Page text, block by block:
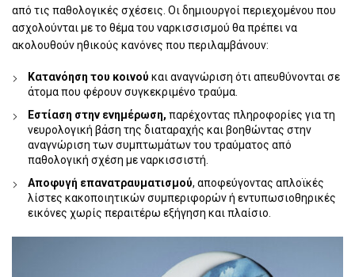
από τις παθολογικές σχέσεις. Οι δημιουργοί περιεχομένου που
ασχολούνται με το θέμα του ναρκισσισμού θα πρέπει να
ακολουθούν ηθικούς κανόνες που περιλαμβάνουν:
Κατανόηση του κοινού και αναγνώριση ότι απευθύνονται σε
άτομα που φέρουν συγκεκριμένο τραύμα.
Εστίαση στην ενημέρωση, παρέχοντας πληροφορίες για τη
νευρολογική βάση της διαταραχής και βοηθώντας στην
αναγνώριση των συμπτωμάτων του τραύματος από
παθολογική σχέση με ναρκισσιστή.
Αποφυγή επανατραυματισμού, αποφεύγοντας απλοϊκές
λίστες κακοποιητικών συμπεριφορών ή εντυπωσιοθηρικές
εικόνες χωρίς περαιτέρω εξήγηση και πλαίσιο.